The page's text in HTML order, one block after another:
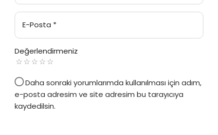
E-Posta *
Değerlendirmeniz
Daha sonraki yorumlarımda kullanılması için adım,
e-posta adresim ve site adresim bu tarayıcıya
kaydedilsin.